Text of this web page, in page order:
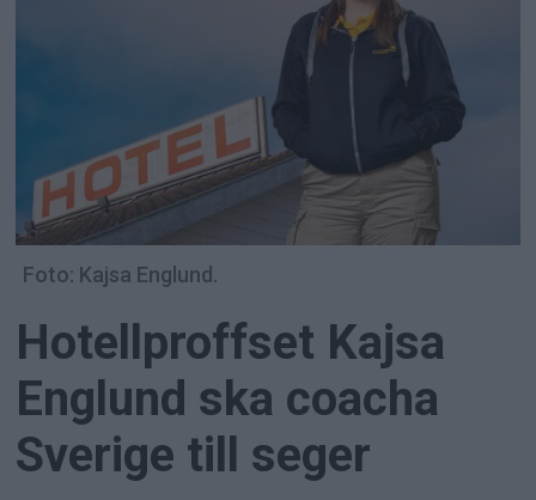
Foto: Kajsa Englund.
Hotellproffset Kajsa
Englund ska coacha
Sverige till seger